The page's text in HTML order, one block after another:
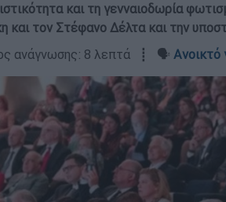
και τη γενναιοδωρία
και τον Στέφανο Δέλτα και την
ανάγνωσης: 8 λεπτά ┋ 🗣️ Ανοικτό